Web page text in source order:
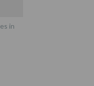
in